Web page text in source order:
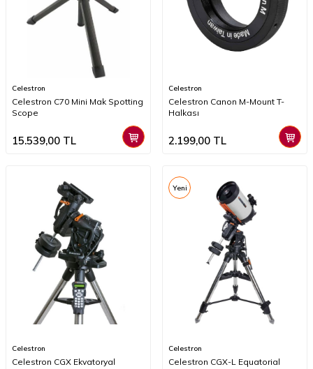
Celestron
Celestron C70 Mini Mak Spotting
Scope
15.539,00 TL
Celestron
Celestron Canon M-Mount T-
Halkası
2.199,00 TL
Celestron
Celestron CGX Ekvatoryal
Yeni
Celestron
Celestron CGX-L Equatorial